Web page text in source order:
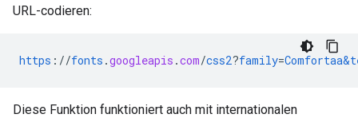
URL-codieren:
https ://fonts .googleapis .com/css2?family=
Diese Funktion funktioniert auch mit internationalen